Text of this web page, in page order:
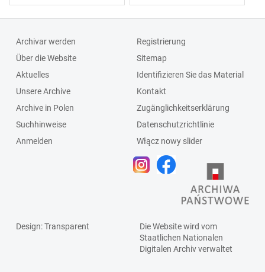
Archivar werden
Über die Website
Aktuelles
Unsere Archive
Archive in Polen
Suchhinweise
Anmelden
Registrierung
Sitemap
Identifizieren Sie das Material
Kontakt
Zugänglichkeitserklärung
Datenschutzrichtlinie
Włącz nowy slider
Design: Transparent
Die Website wird vom
Staatlichen Nationalen
Digitalen Archivverwaltet